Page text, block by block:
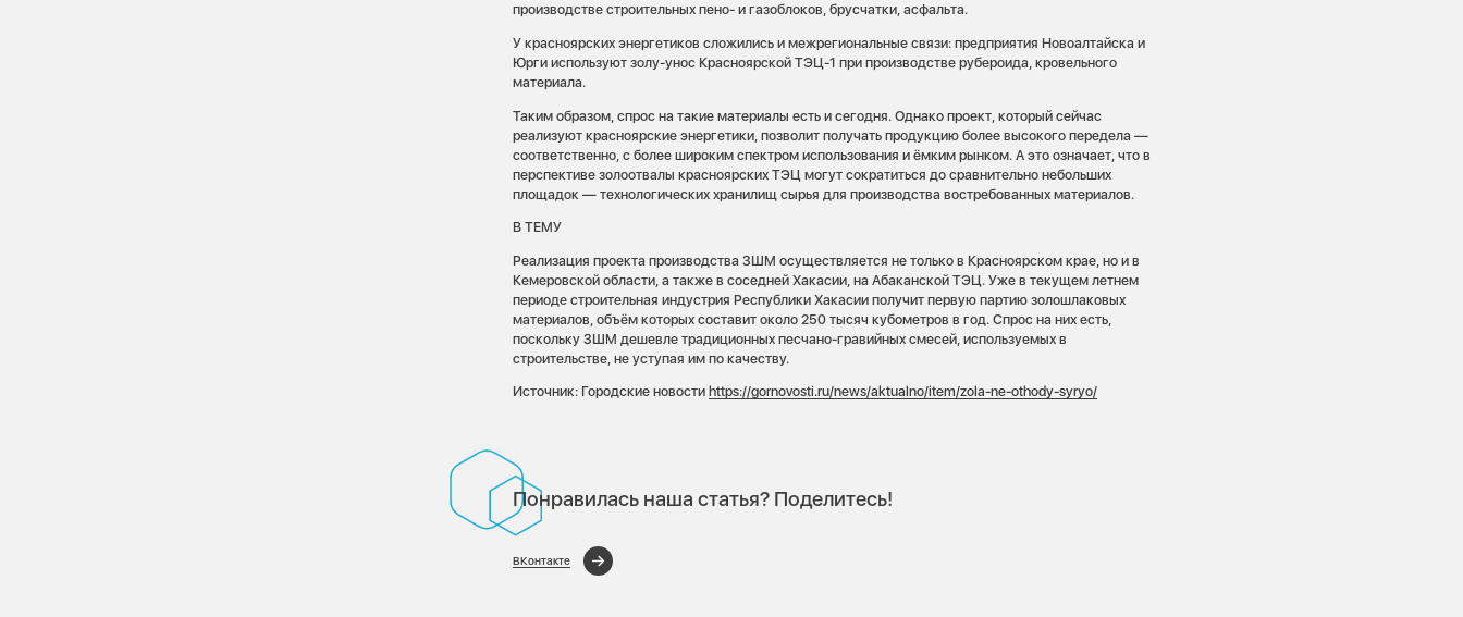
производстве строительных пено- и газоблоков, брусчатки, асфальта.
У красноярских энергетиков сложились и межрегиональные связи: предприятия Новоалтайска и
Юрги используют золу-унос Красноярской ТЭЦ-1 при производстве рубероида, кровельного
материала.
Таким образом, спрос на такие материалы есть и сегодня. Однако проект, который сейчас
реализуют красноярские энергетики, позволит получать продукцию более высокого передела —
соответственно, с более широким спектром использования и ёмким рынком. А это означает, что в
перспективе золоотвалы красноярских ТЭЦ могут сократиться до сравнительно небольших
площадок — технологических хранилищ сырья для производства востребованных материалов.
В ТЕМУ
Реализация проекта производства ЗШМ осуществляется не только в Красноярском крае, но и в
Кемеровской области, а также в соседней Хакасии, на Абаканской ТЭЦ. Уже в текущем летнем
периоде строительная индустрия Республики Хакасии получит первую партию золошлаковых
материалов, объём которых составит около 250 тысяч кубометров в год. Спрос на них есть,
поскольку ЗШМ дешевле традиционных песчано-гравийных смесей, используемых в
строительстве, не уступая им по качеству.
Источник: Городские новости https://gornovosti.ru/news/aktualno/item/zola-ne-othody-syryo/
Понравилась наша статья? Поделитесь!
ВКонтакте